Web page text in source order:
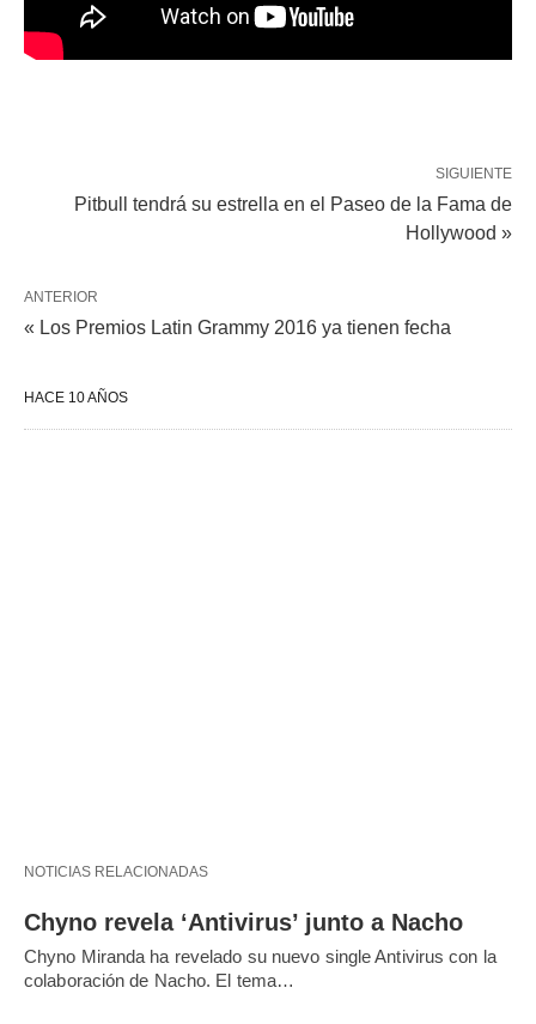
SIGUIENTE
Pitbull tendrá su estrella en el Paseo de la Fama de
Hollywood »
ANTERIOR
« Los Premios Latin Grammy 2016 ya tienen fecha
HACE 10 AÑOS
NOTICIAS RELACIONADAS
Chyno revela ‘Antivirus’ junto a Nacho
Chyno Miranda ha revelado su nuevo single Antivirus con la
colaboración de Nacho. El tema…